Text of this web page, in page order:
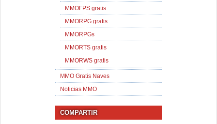
MMOFPS gratis
MMORPG gratis
MMORPGs
MMORTS gratis
MMORWS gratis
MMO Gratis Naves
Noticias MMO
COMPARTIR